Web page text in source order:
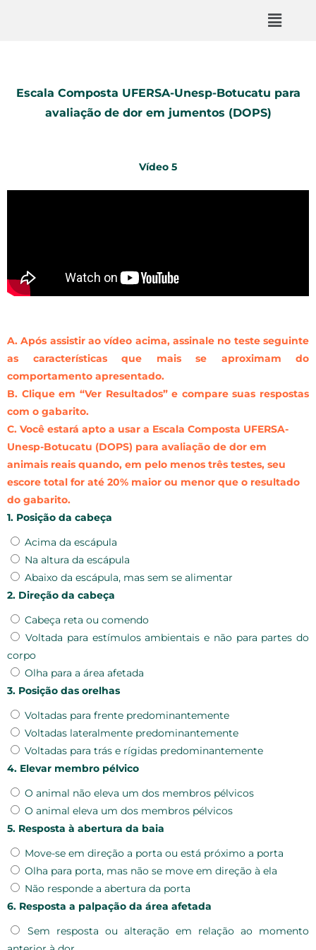
Escala Composta UFERSA-Unesp-Botucatu para
avaliação de dor em jumentos (DOPS)
Vídeo 5
A. Após assistir ao vídeo acima, assinale no teste seguinte
as características que mais se aproximam do
comportamento apresentado.
B. Clique em “Ver Resultados” e compare suas respostas
com o gabarito.
C. Você estará apto a usar a Escala Composta UFERSA-
Unesp-Botucatu (DOPS) para avaliação de dor em
animais reais quando, em pelo menos três testes, seu
escore total for até 20% maior ou menor que o resultado
do gabarito.
1. Posição da cabeça
Acima da escápula
Na altura da escápula
Abaixo da escápula, mas sem se alimentar
2. Direção da cabeça
Cabeça reta ou comendo
Voltada para estímulos ambientais e não para partes do
corpo
Olha para a área afetada
3. Posição das orelhas
Voltadas para frente predominantemente
Voltadas lateralmente predominantemente
Voltadas para trás e rígidas predominantemente
4. Elevar membro pélvico
O animal não eleva um dos membros pélvicos
O animal eleva um dos membros pélvicos
5. Resposta à abertura da baia
Move-se em direção a porta ou está próximo a porta
Olha para porta, mas não se move em direção à ela
Não responde a abertura da porta
6. Resposta a palpação da área afetada
Sem resposta ou alteração em relação ao momento